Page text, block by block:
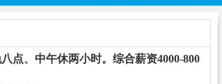
点、中午休两小时。综合薪资4000-800